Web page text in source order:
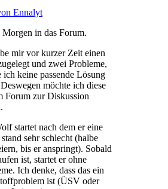
Ennalyt
Morgen in das Forum.
mir vor kurzer Zeit einen
und zwei Probleme,
ich keine passende Lösung
möchte ich diese
Forum zur Diskussion
startet nach dem er eine
sehr schlecht (halbe
bis er anspringt). Sobald
ist, startet er ohne
Ich denke, dass das ein
ist (ÜSV oder